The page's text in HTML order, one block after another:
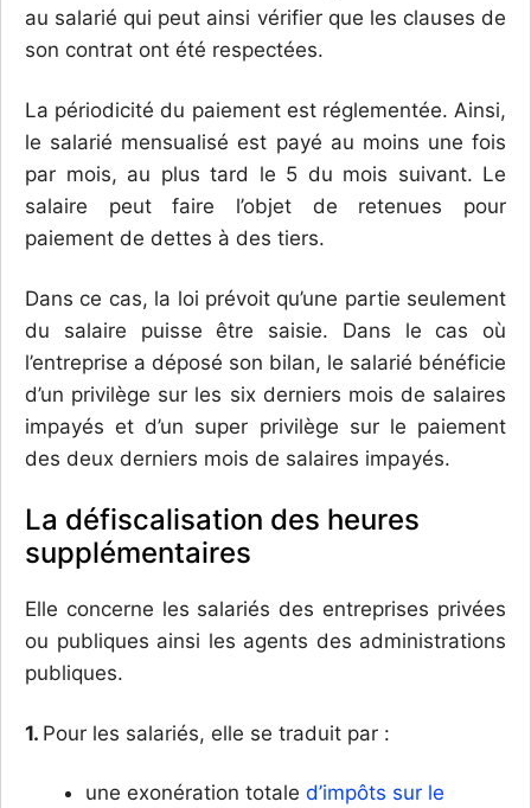
au salarié qui peut ainsi vérifier que les clauses de
son contrat ont été respectées.
La périodicité du paiement est réglementée. Ainsi,
le salarié mensualisé est payé au moins une fois
par mois, au plus tard le 5 du mois suivant. Le
salaire peut faire l’objet de retenues pour
paiement de dettes à des tiers.
Dans ce cas, la loi prévoit qu’une partie seulement
du salaire puisse être saisie. Dans le cas où
l’entreprise a déposé son bilan, le salarié bénéficie
d’un privilège sur les six derniers mois de salaires
impayés et d’un super privilège sur le paiement
des deux derniers mois de salaires impayés.
La défiscalisation des heures
supplémentaires
Elle concerne les salariés des entreprises privées
ou publiques ainsi les agents des administrations
publiques.
1. Pour les salariés, elle se traduit par :
une exonération totale d’impôts sur le